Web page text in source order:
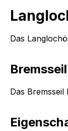
Das
Das